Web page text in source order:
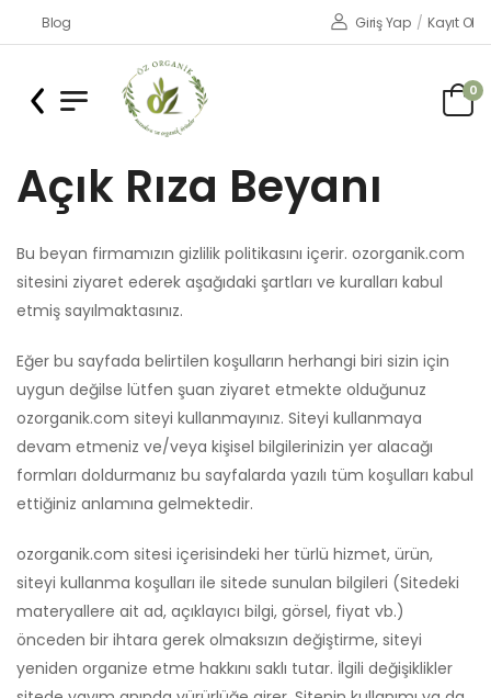
Blog Giriş Yap / Kayıt Ol
0
Açık Rıza Beyanı
Bu beyan firmamızın gizlilik politikasını içerir. ozorganik.com
sitesini ziyaret ederek aşağıdaki şartları ve kuralları kabul
etmiş sayılmaktasınız.
Eğer bu sayfada belirtilen koşulların herhangi biri sizin için
uygun değilse lütfen şuan ziyaret etmekte olduğunuz
ozorganik.com siteyi kullanmayınız. Siteyi kullanmaya
devam etmeniz ve/veya kişisel bilgilerinizin yer alacağı
formları doldurmanız bu sayfalarda yazılı tüm koşulları kabul
ettiğiniz anlamına gelmektedir.
ozorganik.com sitesi içerisindeki her türlü hizmet, ürün,
siteyi kullanma koşulları ile sitede sunulan bilgileri (Sitedeki
materyallere ait ad, açıklayıcı bilgi, görsel, fiyat vb.)
önceden bir ihtara gerek olmaksızın değiştirme, siteyi
yeniden organize etme hakkını saklı tutar. İlgili değişiklikler